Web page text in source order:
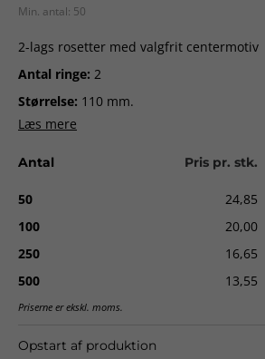
Min. antal: 50
2-lags rosetter med valgfrit centermotiv
Antal ringe: 2
Størrelse: 110 mm.
Levering:ca. 3-4 uger fra godkendt ordre.
Læs mere
Antal Pris pr. stk.
50
24,85
100
20,00
250
16,65
500
13,55
Priserne er ekskl. moms.
Opstart af produktion